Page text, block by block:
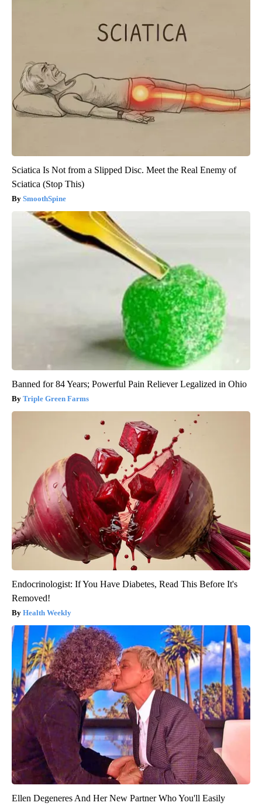
Sciatica Is Not from a Slipped Disc. Meet the Real Enemy of
Sciatica (Stop This)
SmoothSpine
Banned for 84 Years; Powerful Pain Reliever Legalized in Ohio
Triple Green Farms
Endocrinologist: If You Have Diabetes, Read This Before It's
Removed!
Health Weekly
Ellen Degeneres And Her New Partner Who You'll Easily